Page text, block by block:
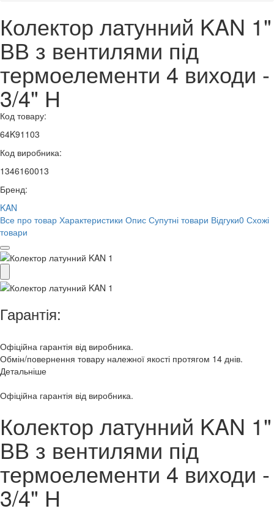
Колектор латунний KAN 1"
ВВ з вентилями під
термоелементи 4 виходи -
3/4" Н
Код товару:
64K91103
Код виробника:
1346160013
Бренд:
KAN
Все про товар Характеристики Опис Супутні товари Відгуки0 Схожі
товари
Гарантія:
Офіційна гарантія від виробника.
Обмін/повернення товару належної якості протягом 14 днів.
Детальніше
Офіційна гарантія від виробника.
Колектор латунний KAN 1"
ВВ з вентилями під
термоелементи 4 виходи -
3/4" Н